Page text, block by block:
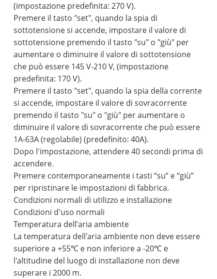
(impostazione predefinita: 270 V).
Premere il tasto "set", quando la spia di
sottotensione si accende, impostare il valore di
sottotensione premendo il tasto "su" o "giù" per
aumentare o diminuire il valore di sottotensione
che può essere 145 V-210 V, (impostazione
predefinita: 170 V).
Premere il tasto "set", quando la spia della corrente
si accende, impostare il valore di sovracorrente
premendo il tasto "su" o "giù" per aumentare o
diminuire il valore di sovracorrente che può essere
1A-63A (regolabile) (predefinito: 40A).
Dopo l'impostazione, attendere 40 secondi prima di
accendere.
Premere contemporaneamente i tasti “su” e “giù”
per ripristinare le impostazioni di fabbrica.
Condizioni normali di utilizzo e installazione
Condizioni d'uso normali
Temperatura dell'aria ambiente
La temperatura dell'aria ambiente non deve essere
superiore a +55℃ e non inferiore a -20℃ e
l'altitudine del luogo di installazione non deve
superare i 2000 m.